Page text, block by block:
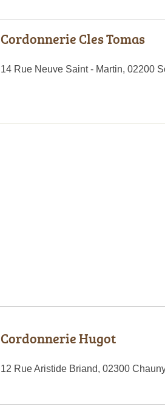
Cordonnerie Cles Tomas
14 Rue Neuve Saint - Martin, 02200
Cordonnerie Hugot
12 Rue Aristide Briand, 02300